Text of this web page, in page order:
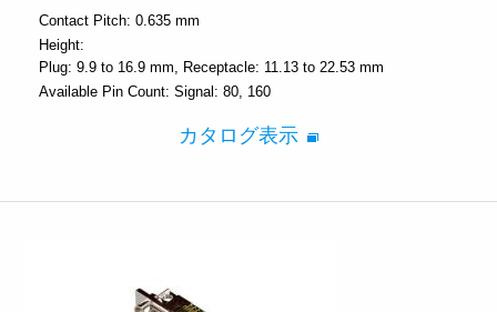
Contact Pitch: 0.635 mm
Height:
Plug: 9.9 to 16.9 mm
Receptacle: 11.13 to 22.53 mm
Available Pin Count: Signal: 80, 160
カタログ表示